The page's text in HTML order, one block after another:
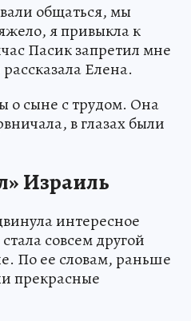
общаться, мы
я привыкла к
Пасик запретил мне
Елена.
о сыне с трудом. Она
в глазах были
Израиль
интересное
совсем другой
По ее словам, раньше
прекрасные